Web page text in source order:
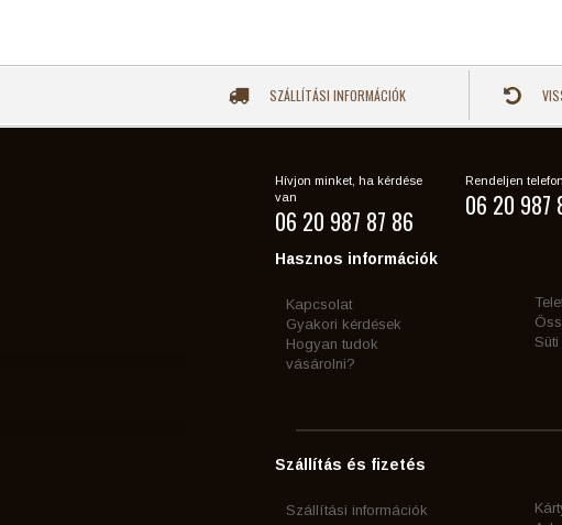
SZÁLLÍTÁSI INFORMÁCIÓK
Hívjon minket, ha kérdése
van
06 20 987 87 86
Rendeljen
06 20 987
Hasznos információk
Kapcsolat
Gyakori kérdések
Hogyan tudok
vásárolni?
Szállítás és fizetés
Szállítási információk